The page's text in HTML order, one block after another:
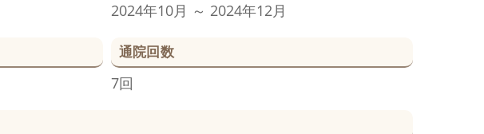
2024年10月 ～ 2024年12月
通院回数
7回